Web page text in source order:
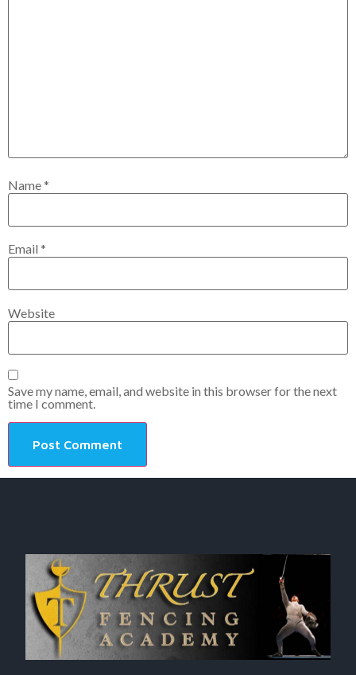
Name*
Email *
Website
Save my name, email, and website in this browser for the next
time I comment.